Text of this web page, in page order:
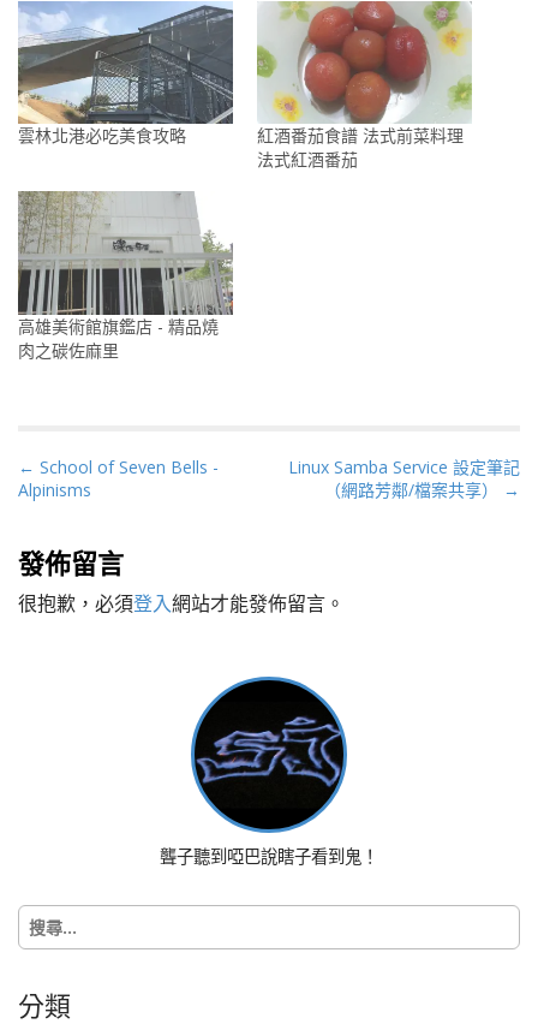
雲林北港必吃美食攻略
紅酒番茄食譜 法式前菜料理
法式紅酒番茄
高雄美術館旗鑑店 - 精品燒
肉之碳佐麻里
P
o
t
n
a
← School of Seven Bells -
Alpinisms
Linux Samba Service 設定筆記
（網路芳鄰/檔案共享） →
發佈留言
很抱歉，必須登入網站才能發佈留言。
聾子聽到啞巴說瞎子看到鬼！
搜
尋
字:
分類